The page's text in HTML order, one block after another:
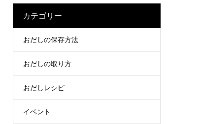
カテゴリー
おだしの保存方法
おだしの取り方
おだしレシピ
イベント